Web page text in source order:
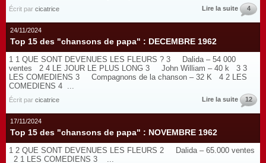
Écrit par cicatrice Lire la suite 4
24/11/2024
Top 15 des "chansons de papa" : DECEMBRE 1962
1 1 QUE SONT DEVENUES LES FLEURS ? 3 Dalida – 54 000
ventes 2 4 LE JOUR LE PLUS LONG 3 John William – 40 k 3 3
LES COMEDIENS 3 Compagnons de la chanson – 32 K 4 2 LES
COMEDIENS 4 ...
Écrit par cicatrice Lire la suite 12
17/11/2024
Top 15 des "chansons de papa" : NOVEMBRE 1962
1 2 QUE SONT DEVENUES LES FLEURS 2 Dalida – 65.000 ventes
2 1 LES COMEDIENS 3 ...